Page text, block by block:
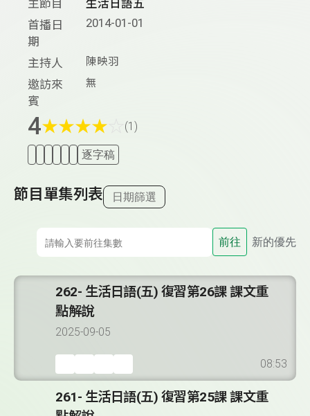
主節目
生活日語五
首播日
期
2014-01-01
主持人 陳映羽
邀訪來
賓
無
4★★★★ (1)
逐字稿
節目單集列表 日期篩選
前往 新的優先
262- 生活日語(五) 復習第26課 課文重
點解說
2025-09-05
08:53
261- 生活日語(五) 復習第25課 課文重